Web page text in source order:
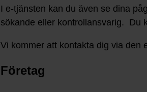
I e-tjänsten kan du även se dina
sökande eller kontrollansvarig. Du
Vi kommer att kontakta dig via den
Företag